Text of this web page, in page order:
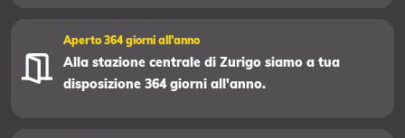
Aperto 364 giorni all'anno
Alla stazione centrale di Zurigo siamo a tua
disposizione 364 giorni all'anno.